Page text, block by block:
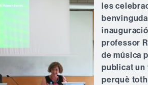
les
professor
de música
publicat un
perquè